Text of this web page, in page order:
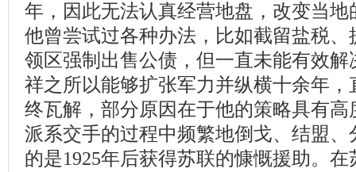
年，因此无法认真经营地盘，改变当
他曾尝试过各种办法，比如截留盐税
领区强制出售公债，但一直未能有效
祥之所以能够扩张军力并纵横十余年，
终瓦解，部分原因在于他的策略具有
派系交手的过程中频繁地倒戈、结盟
的是1925年后获得苏联的慷慨援助。